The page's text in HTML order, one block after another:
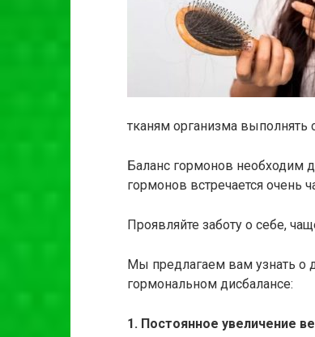
тканям организма выполнять
Баланс гормонов необходим
гормонов встречается очень
Проявляйте заботу о себе,
Мы предлагаем вам узнать о
гормональном дисбалансе:
1. Постоянное увеличение